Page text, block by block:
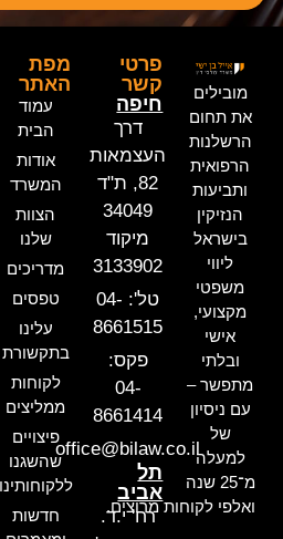
מובילים
את תחום
הרשלנות
הרפואית
ותביעות
הנזיקין
בישראל
ליווי
משפטי
מקצועי,
אישי
ובלתי
מתפשר –
עם ניסיון
של
למעלה
מ־25 שנה
ואלפי לקוחות מרוצים.
מפת
האתר
עמוד
הבית
אודות
המשרד
הצוות
שלנו
מדריכים
טפסים
עלינו
בתקשורת
לקוחות
ממליצים
פיצויים
שהשגנו
ללקוחותינו
חדשות
פרטי
קשר
חיפה
דרך
העצמאות
82, ת"ד
34049
מיקוד
3133902
טל': 04-
8661515
פקס:
04-
8661414
office@bilaw.co.il
תל
אביב
רח' י.ד.